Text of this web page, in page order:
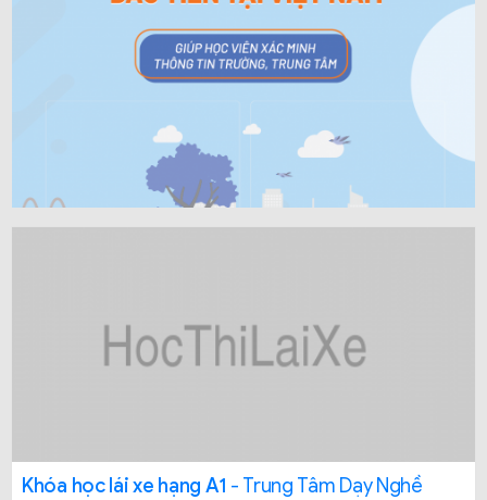
Khóa học lái xe hạng A1 - Trung Tâm Dạy Nghề